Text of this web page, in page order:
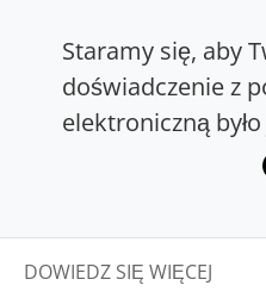
Staramy się, aby
doświadczenie z
elektroniczną
DOWIEDZ SIĘ WIĘCEJ